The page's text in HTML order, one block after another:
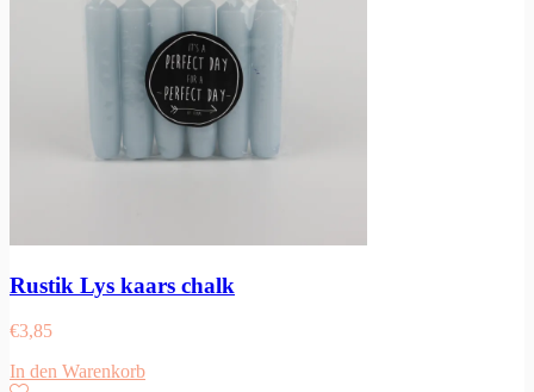
Rustik Lys kaars chalk
€3,85
In den Warenkorb